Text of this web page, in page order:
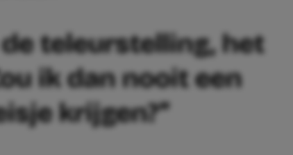
de teleurstelling, het
ik dan nooit een
krijgen?”